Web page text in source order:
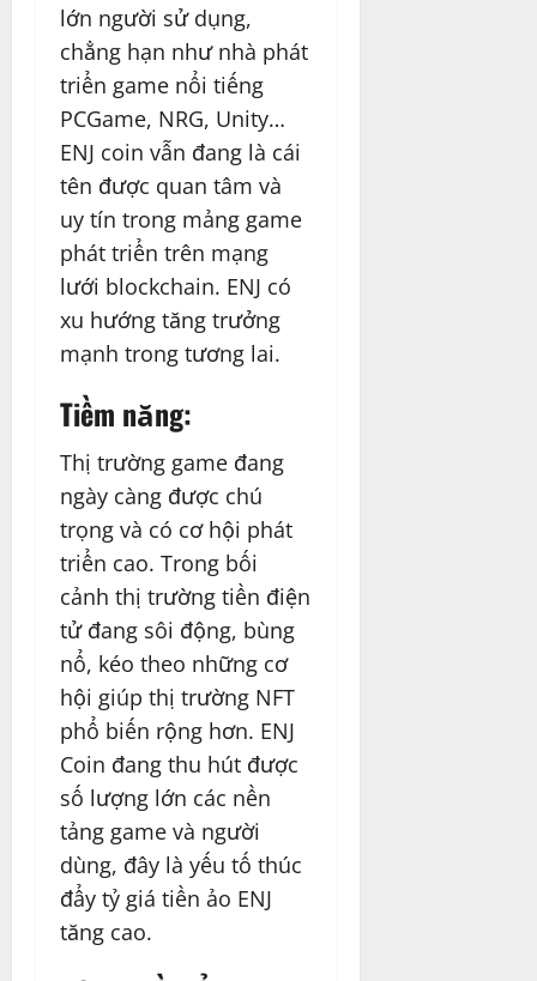
lớn người sử dụng,
chẳng hạn như nhà phát
triển game nổi tiếng
PCGame, NRG, Unity…
ENJ coin vẫn đang là cái
tên được quan tâm và
uy tín trong mảng game
phát triển trên mạng
lưới blockchain. ENJ có
xu hướng tăng trưởng
mạnh trong tương lai.
Tiềm năng:
Thị trường game đang
ngày càng được chú
trọng và có cơ hội phát
triển cao. Trong bối
cảnh thị trường tiền điện
tử đang sôi động, bùng
nổ, kéo theo những cơ
hội giúp thị trường NFT
phổ biến rộng hơn. ENJ
Coin đang thu hút được
số lượng lớn các nền
tảng game và người
dùng, đây là yếu tố thúc
đẩy tỷ giá tiền ảo ENJ
tăng cao.